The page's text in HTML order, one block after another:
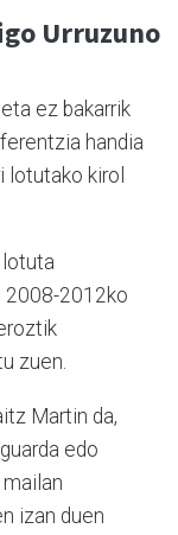
Urruzuno
ez bakarrik
handia
lotutako kirol
lotuta
2008-2012ko
zuen.
Martin da,
edo
izan duen